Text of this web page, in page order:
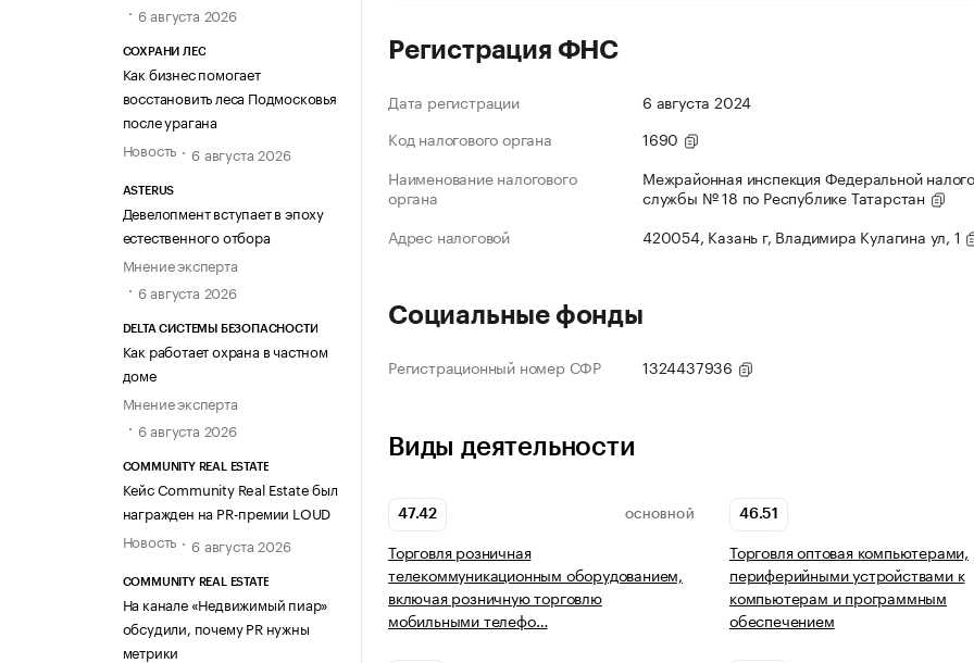
6 августа 2026
СОХРАНИ ЛЕС
Как бизнес помогает
восстановить леса Подмосковья
после урагана
Новость
6 августа 2026
ASTERUS
Девелопмент вступает в эпоху
естественного отбора
Мнение эксперта
6 августа 2026
DELTA СИСТЕМЫ БЕЗОПАСНОСТИ
Как работает охрана в частном
доме
Мнение эксперта
6 августа 2026
COMMUNITY REAL ESTATE
Кейс Community Real Estate был
награжден на PR-премии LOUD
Новость
6 августа 2026
COMMUNITY REAL ESTATE
На канале «Недвижимый пиар»
обсудили, почему PR нужны
метрики
Регистрация ФНС
Дата регистрации
6 августа 2024
Код налогового органа
1690
Наименование налогового
органа
Межрайонная инспекция Федеральной
службы № 18 по Республике Татарстан
Адрес налоговой
420054, Казань г, Владимира Кулагина ул, 1
Социальные фонды
Регистрационный номер СФР 1324437936
Виды деятельности
47.42 ОСНОВНОЙ
Торговля розничная
телекоммуникационным оборудованием,
включая розничную торговлю
мобильными телефо…
46.51
Торговля оптовая компьютерами,
периферийными устройствами к
компьютерам и программным
обеспечением